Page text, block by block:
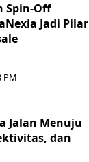
Spin-Off
Jadi Pilar
PM
Jalan Menuju
dan